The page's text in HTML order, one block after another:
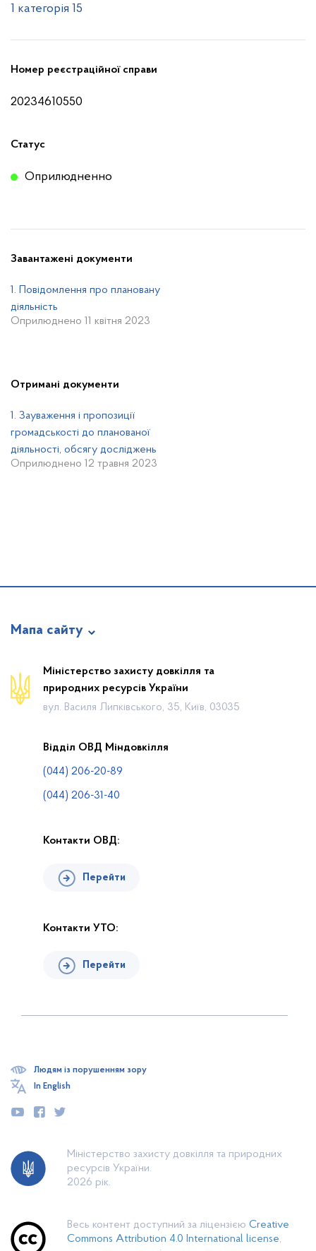
1 категорія 15
Номер реєстраційної справи
20234610550
Статус
Оприлюдненно
Завантажені документи
1. Повідомлення про плановану
діяльність
Оприлюднено 11 квітня 2023
Отримані документи
1. Зауваження і пропозиції
громадськості до планованої
діяльності, обсягу досліджень
Оприлюднено 12 травня 2023
Мапа сайту
Новини
Календар громадських слухань
Законодавча база
Пошук по Реєстру
Карта планової діяльності
Контакти
Міністерство захисту довкілля та
природних ресурсів України
вул. Василя Липківського, 35, Київ, 03035
Відділ ОВД Міндовкілля
(044) 206-20-89
(044) 206-31-40
Контакти ОВД:
Перейти
Контакти УТО:
Перейти
Міністерство захисту довкілля та природних
ресурсів України.
2026 рік.
Весь контент доступний за ліцензією Creative
Commons Attribution 4.0 International license,
Людям із порушенням зору
In English